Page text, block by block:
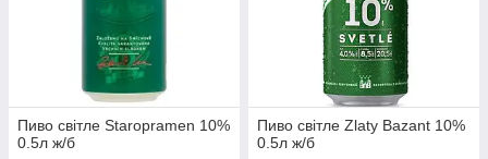
Пиво світле Staropramen 10%
0.5л ж/б
Пиво світле Zlaty Bazant 10%
0.5л ж/б